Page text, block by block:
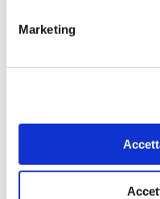
Marketing
Infine, anche
eM’Illumino di
COMPILA
TUOI
LA TUA
GRATUITA